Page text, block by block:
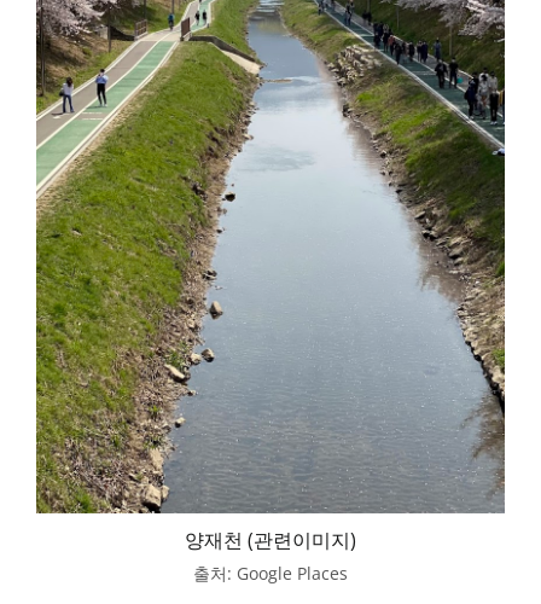
양재천 (관련이미지)
출처: Google Places